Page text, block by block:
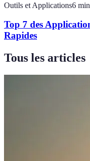
Outils et Applications6 min
Top 7 des
Rapides
Tous les articles